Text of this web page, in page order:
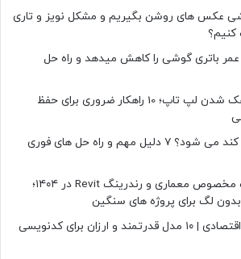
عکس های روشن بگیریم و مشکل نویز و تاری
کنیم؟
باتری گوشی را کاهش میدهد و راه حل
آموزش جلوگیری از هک شدن لپ تاپ؛ 10 راهکار ضروری برای حفظ
چرا لپتاپ شما ناگهان کند می شود؟ ۷ دلیل مهم و راه حل های فوری
راهنمای خرید لپ تاپ مخصوص معماری و رندرینگ Revit در ۱۴۰۴؛
لگ برای پروژه های سنگین
لپتاپ برنامه نویسی اقتصادی | ۱۰ مدل قدرتمند و ارزان برای کدنویسی